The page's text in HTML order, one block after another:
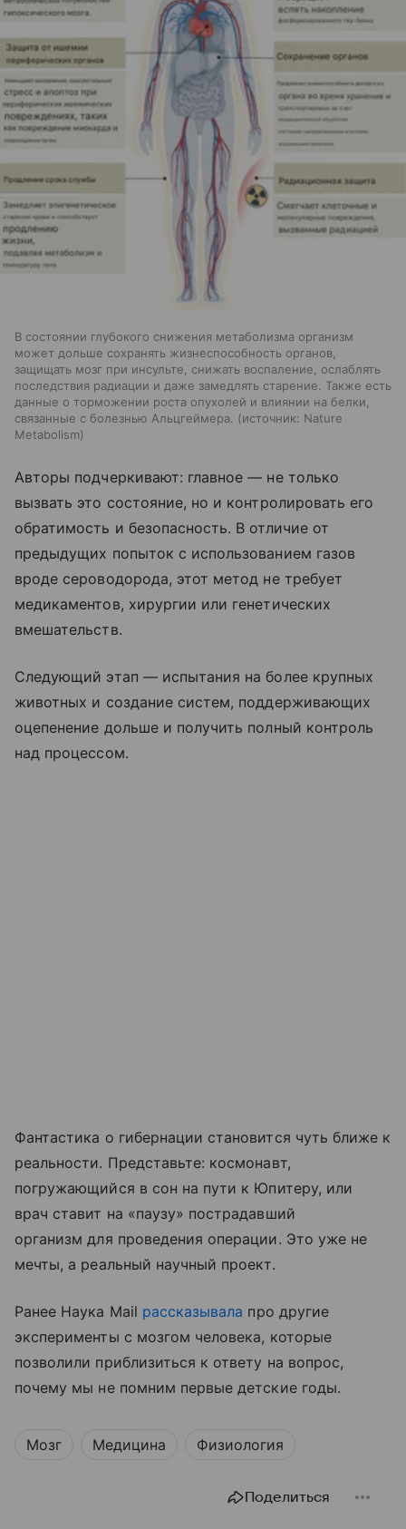
В состоянии глубокого снижения метаболизма организм
может дольше сохранять жизнеспособность органов,
защищать мозг при инсульте, снижать воспаление, ослаблять
последствия радиации и даже замедлять старение. Также есть
данные о торможении роста опухолей и влиянии на белки,
связанные с болезнью Альцгеймера.
источник: Nature
Metabolism
Авторы подчеркивают: главное — не только
вызвать это состояние, но и контролировать его
обратимость и безопасность. В отличие от
предыдущих попыток с использованием газов
вроде сероводорода, этот метод не требует
медикаментов, хирургии или генетических
вмешательств.
Следующий этап — испытания на более крупных
животных и создание систем, поддерживающих
оцепенение дольше и получить полный контроль
над процессом.
Фантастика о гибернации становится чуть ближе к
реальности. Представьте: космонавт,
погружающийся в сон на пути к Юпитеру, или
врач ставит на «паузу» пострадавший
организм для проведения операции. Это уже не
мечты, а реальный научный проект.
Ранее Наука Mail рассказывала про другие
эксперименты с мозгом человека, которые
позволили приблизиться к ответу на вопрос,
почему мы не помним первые детские годы.
Мозг Медицина Физиология
Поделиться